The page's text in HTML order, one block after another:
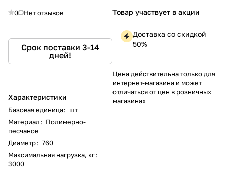
0 Нет отзывов
Срок поставки 3-14
дней!
Характеристики
Базовая единица: шт
Материал: Полимерно-
песчаное
Диаметр: 760
Максимальная нагрузка, кг:
3000
Товар участвует в акции
Доставка со скидкой
50%
Цена действительна только для
интернет-магазина и может
отличаться от цен в розничных
магазинах